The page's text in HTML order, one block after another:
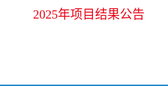
2025年项目结果公告